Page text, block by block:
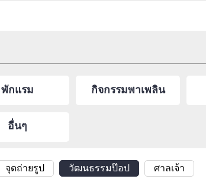
พักแรม กิจกรรมพาเพลิน
อื่นๆ
จุดถ่ายรูป วัฒนธรรมป๊อป ศาลเจ้า